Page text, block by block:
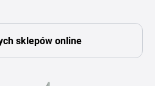
sklepów online